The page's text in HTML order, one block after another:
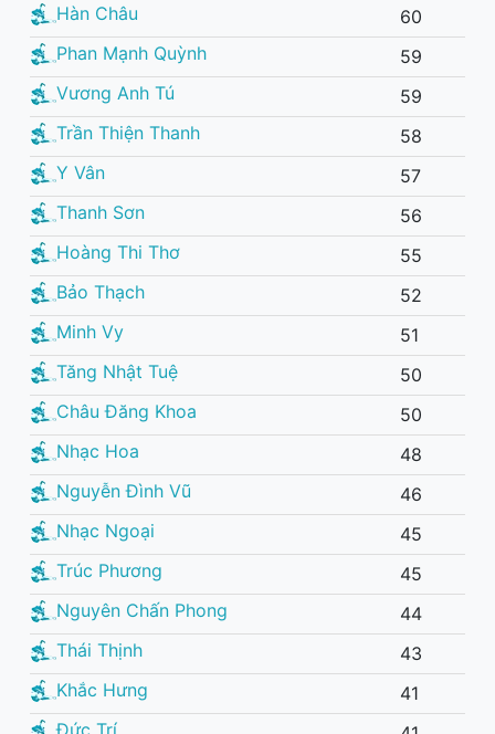
Hàn Châu
60
Phan Mạnh Quỳnh
59
Vương Anh Tú
59
Trần Thiện Thanh
58
Y Vân
57
Thanh Sơn
56
Hoàng Thi Thơ
55
Bảo Thạch
52
Minh Vy
51
Tăng Nhật Tuệ
50
Châu Đăng Khoa
50
Nhạc Hoa
48
Nguyễn Đình Vũ
46
Nhạc Ngoại
45
Trúc Phương
45
Nguyên Chấn Phong
44
Thái Thịnh
43
Khắc Hưng
41
Đức Trí